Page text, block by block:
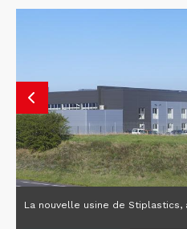
La nouvelle usine de Stiplastics,